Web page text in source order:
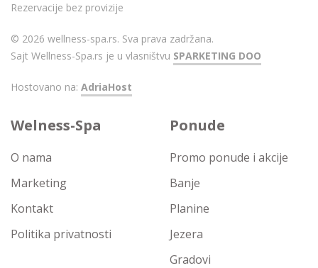
Rezervacije bez provizije
© 2026 wellness-spa.rs. Sva prava zadržana.
Sajt Wellness-Spa.rs je u vlasništvu SPARKETING DOO
Hostovano na: AdriaHost
Welness-Spa
O nama
Marketing
Kontakt
Politika privatnosti
Ponude
Promo ponude i akcije
Banje
Planine
Jezera
Gradovi